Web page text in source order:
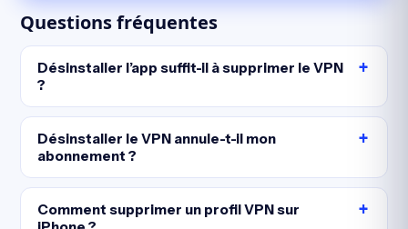
Questions fréquentes
Désinstaller l’app suffit-il à supprimer le VPN
?
Désinstaller le VPN annule-t-il mon
abonnement ?
Comment supprimer un profil VPN sur